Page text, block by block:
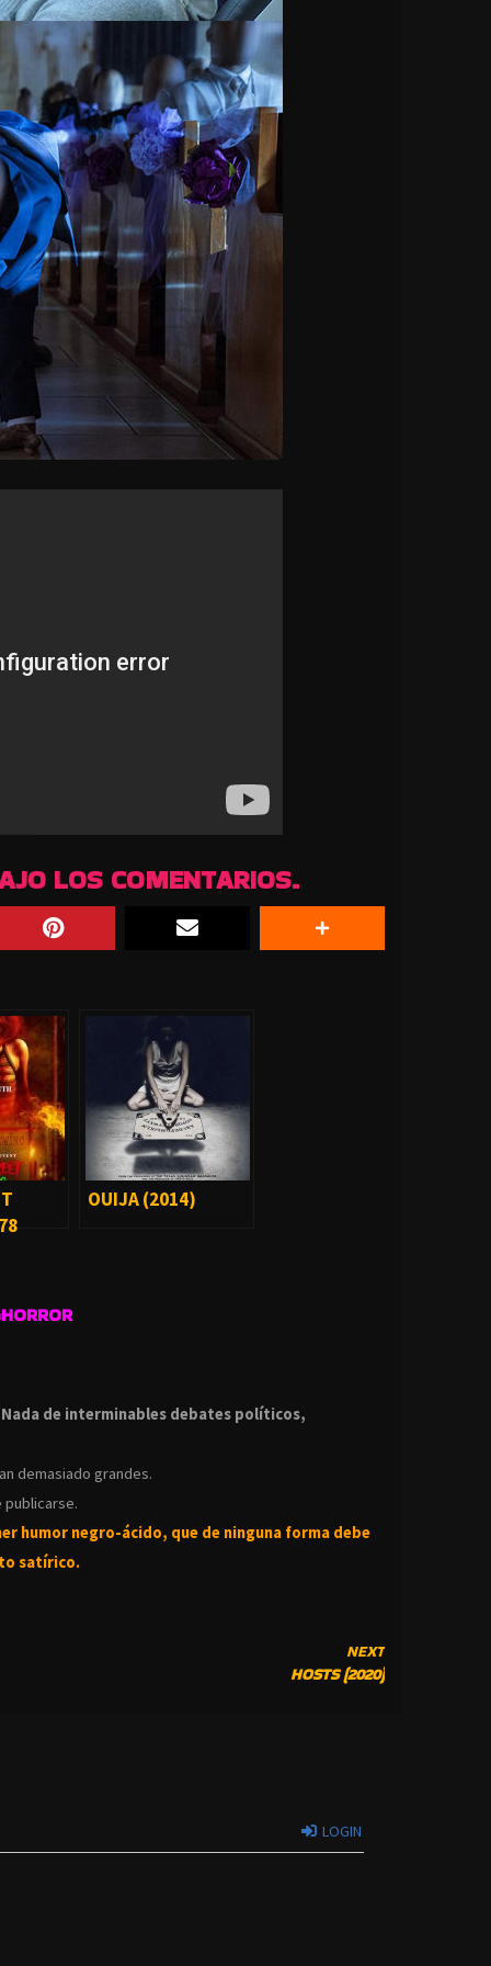
LOS COMENTARIOS.
OUIJA (2014)
Nada de interminables debates políticos,
demasiado grandes.
publicarse.
humor negro-ácido, que de ninguna forma debe
satírico.
NEXT
HOSTS (2020)
LOGIN